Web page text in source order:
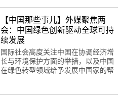
【中国那些事儿】外媒聚焦两
会：中国绿色创新驱动全球可持
续发展
国际社会高度关注中国在协调经济增
长与环境保护方面的举措，以及中国
在绿色转型领域给予发展中国家的帮